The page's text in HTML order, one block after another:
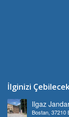
İlginizi
Ilgaz
Bostan, 37210